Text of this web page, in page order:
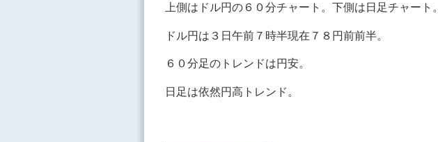
上側はドル円の６０分チャート。下側は日足チャート。
ドル円は３日午前７時半現在７８円前前半。
６０分足のトレンドは円安。
日足は依然円高トレンド。